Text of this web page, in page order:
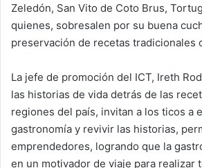
Zeledón, San Vito de Coto Brus,
quienes, sobresalen por su buena
preservación de recetas tradicionales
La jefe de promoción del ICT, Ireth
las historias de vida detrás de las
regiones del país, invitan a los ticos a
gastronomía y revivir las historias,
emprendedores, logrando que la
en un motivador de viaje para realizar